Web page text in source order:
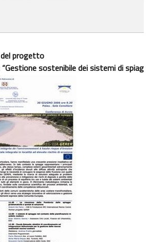
progetto
“Gestione sostenibile dei sistemi di